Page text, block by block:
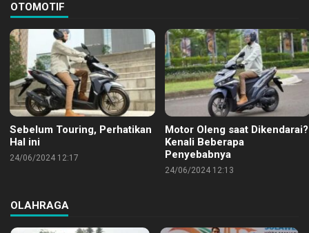
OTOMOTIF
Sebelum Touring, Perhatikan
Hal ini
24/06/2024 12:17
Motor Oleng saat Dikendarai?
Kenali Beberapa
Penyebabnya
24/06/2024 12:13
OLAHRAGA